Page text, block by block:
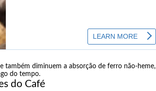
também diminuem a absorção de ferro não-heme,
do tempo.
do Café